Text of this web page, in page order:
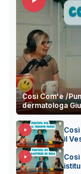
Così Com'è /
dermatologa
il